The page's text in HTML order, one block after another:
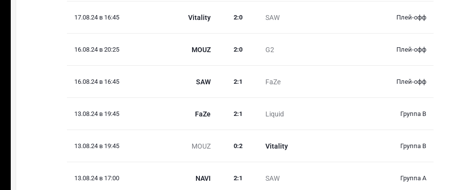
17.08.24 в 16:45 Vitality SAW
2:0 Плей-офф
16.08.24 в 20:25 MOUZ G2
2:0 Плей-офф
16.08.24 в 16:45 SAW FaZe
2:1 Плей-офф
13.08.24 в 19:45 FaZe Liquid
2:1 Группа B
13.08.24 в 19:45 MOUZ Vitality
0:2 Группа B
13.08.24 в 17:00 NAVI SAW
2:1 Группа А